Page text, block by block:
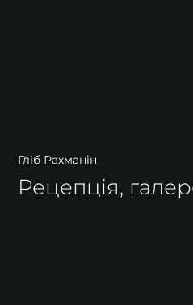
Гліб Рахманін
Рецепція,